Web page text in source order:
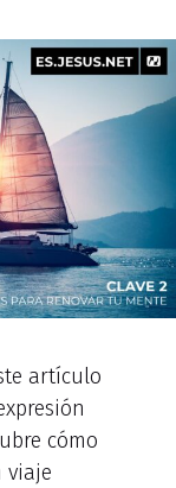
artículo
cómo
viaje